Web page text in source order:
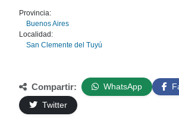
Provincia:
Buenos Aires
Localidad:
San Clemente del Tuyú
Compartir: WhatsApp
Twitter